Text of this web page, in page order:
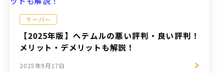
サーバー
【2025年版】ヘテムルの悪い評判・良い評判！
メリット・デメリットも解説！
2025年9月17日